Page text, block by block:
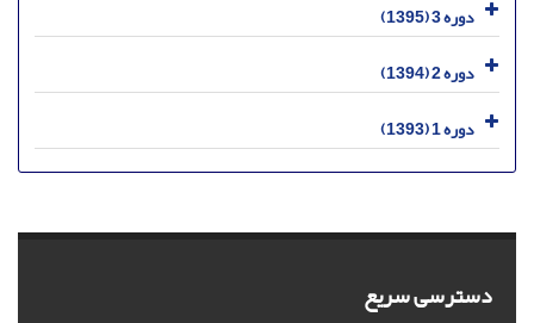
دوره 3 (1395)
دوره 2 (1394)
دوره 1 (1393)
دسترسی سریع